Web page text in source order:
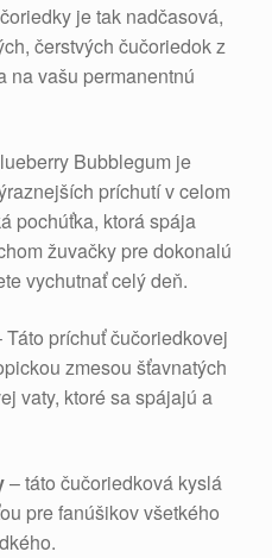
je tak nadčasová,
čerstvých čučoriedok z
na vašu permanentnú
Bubblegum je
príchutí v celom
pochúťka, ktorá spája
žuvačky pre dokonalú
vychutnať celý deň.
príchuť čučoriedkovej
zmesou šťavnatých
vaty, ktoré sa spájajú a
– táto čučoriedková kyslá
pre fanúšikov všetkého